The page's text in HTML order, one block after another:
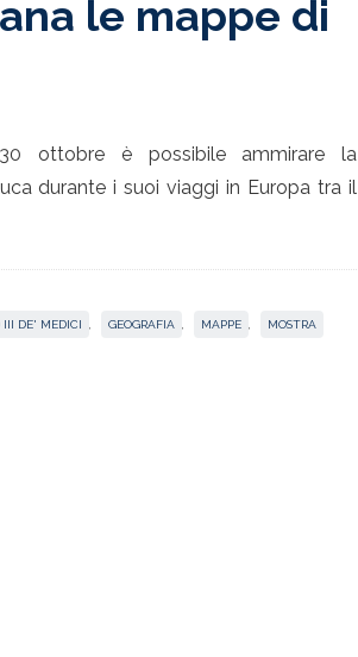
le mappe di
ottobre è possibile ammirare la
durante i suoi viaggi in Europa tra il
III DE' MEDICI GEOGRAFIA MAPPE MOSTRA